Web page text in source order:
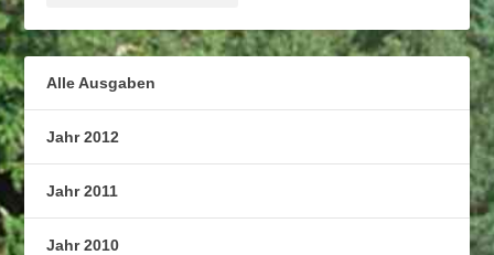
Alle Ausgaben
Jahr 2012
Jahr 2011
Jahr 2010